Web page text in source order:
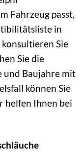
Fahrzeug passt,
in
Sie
Sie die
und Baujahre mit
können Sie
helfen Ihnen bei